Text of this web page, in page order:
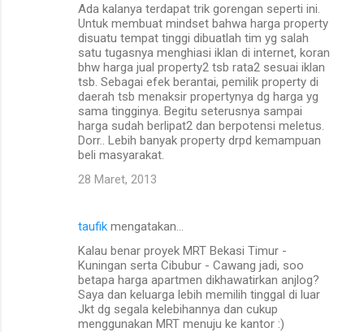
Ada kalanya terdapat trik gorengan seperti ini.
Untuk membuat mindset bahwa harga property
disuatu tempat tinggi dibuatlah tim yg salah
satu tugasnya menghiasi iklan di internet, koran
bhw harga jual property2 tsb rata2 sesuai iklan
tsb. Sebagai efek berantai, pemilik property di
daerah tsb menaksir propertynya dg harga yg
sama tingginya. Begitu seterusnya sampai
harga sudah berlipat2 dan berpotensi meletus.
Dorr.. Lebih banyak property drpd kemampuan
beli masyarakat.
28 Maret, 2013
taufik mengatakan…
Kalau benar proyek MRT Bekasi Timur -
Kuningan serta Cibubur - Cawang jadi, soo
betapa harga apartmen dikhawatirkan anjlog?
Saya dan keluarga lebih memilih tinggal di luar
Jkt dg segala kelebihannya dan cukup
menggunakan MRT menuju ke kantor :)